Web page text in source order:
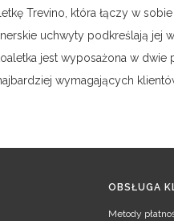
Trevino, która łączy w
uchwyty podkreślają jej
jest wyposażona w
wymagających
OBSŁUGA
Metody